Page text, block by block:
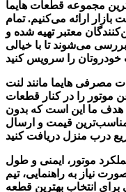
بازار ارائه می‌کنیم. تمام
معتبر تهیه شده و
می‌شوند تا با خیالی
مصرفی هایما مانند لنت
موتور را در کنار قطعات
هدف ما این است که بدون
مناسب‌ترین قیمت و ارسال
موتور، ایمنی و طول
نیاز به راهنمایی، تیم
برای انتخاب بهترین قطعه